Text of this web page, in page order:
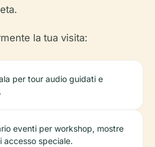
la tua visita:
per tour audio guidati e
eventi per workshop, mostre
speciale.